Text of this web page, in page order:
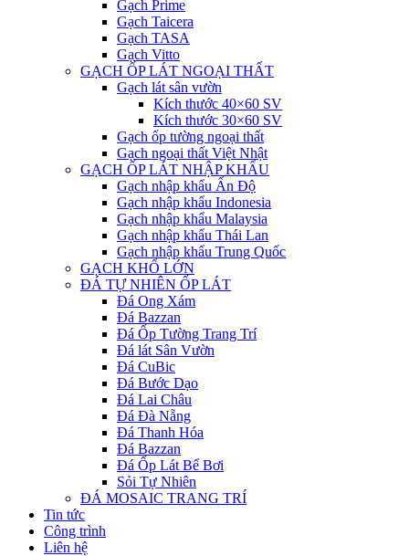
Gạch Prime
Gạch Taicera
Gạch TASA
Gạch Vitto
GẠCH ỐP LÁT NGOẠI THẤT
Gạch lát sân vườn
Kích thước 40×60 SV
Kích thước 30×60 SV
Gạch ốp tường ngoại thất
Gạch ngoại thất Việt Nhật
GẠCH ỐP LÁT NHẬP KHẨU
Gạch nhập khẩu Ấn Độ
Gạch nhập khẩu Indonesia
Gạch nhập khẩu Malaysia
Gạch nhập khẩu Thái Lan
Gạch nhập khẩu Trung Quốc
GẠCH KHỔ LỚN
ĐÁ TỰ NHIÊN ỐP LÁT
Đá Ong Xám
Đá Bazzan
Đá Ốp Tường Trang Trí
Đá lát Sân Vườn
Đá CuBic
Đá Bước Dạo
Đá Lai Châu
Đá Đà Nẵng
Đá Thanh Hóa
Đá Bazzan
Đá Ốp Lát Bể Bơi
Sỏi Tự Nhiên
ĐÁ MOSAIC TRANG TRÍ
Tin tức
Công trình
Liên hệ